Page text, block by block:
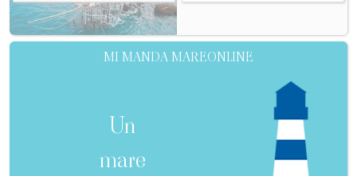
MI MANDA MAREONLINE
Un
mare